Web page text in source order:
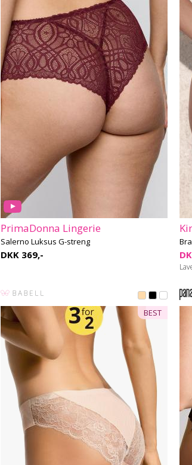
PrimaDonna Lingerie
Salerno Luksus G-streng
DKK 369,-
BEST